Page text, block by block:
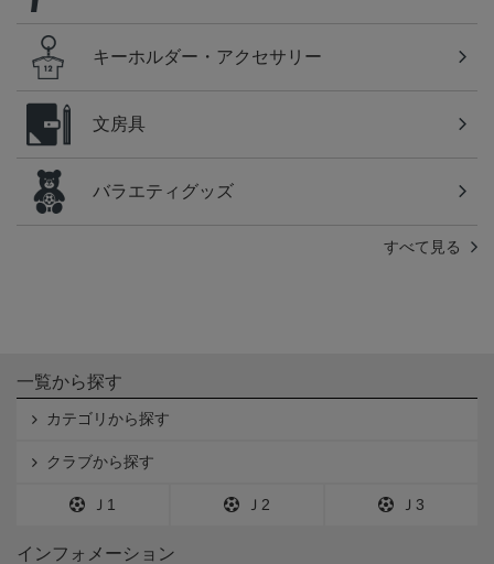
キーホルダー・アクセサリー
文房具
バラエティグッズ
すべて見る
一覧から探す
カテゴリから探す
クラブから探す
Ｊ1 Ｊ2 Ｊ3
インフォメーション